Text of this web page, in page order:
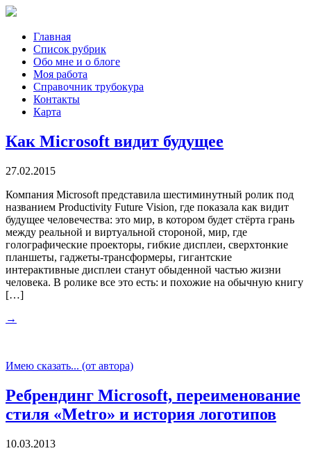
Главная
Список рубрик
Обо мне и о блоге
Моя работа
Справочник трубокура
Контакты
Карта
Как Microsoft видит будущее
27.02.2015
Компания Microsoft представила шестиминутный ролик под
названием Productivity Future Vision, где показала как видит
будущее человечества: это мир, в котором будет стёрта грань
между реальной и виртуальной стороной, мир, где
голографические проекторы, гибкие дисплеи, сверхтонкие
планшеты, гаджеты-трансформеры, гигантские
интерактивные дисплеи станут обыденной частью жизни
человека. В ролике все это есть: и похожие на обычную книгу
[…]
→
Имею сказать... (от автора)
Ребрендинг Microsoft, переименование
стиля «Metro» и история логотипов
10.03.2013